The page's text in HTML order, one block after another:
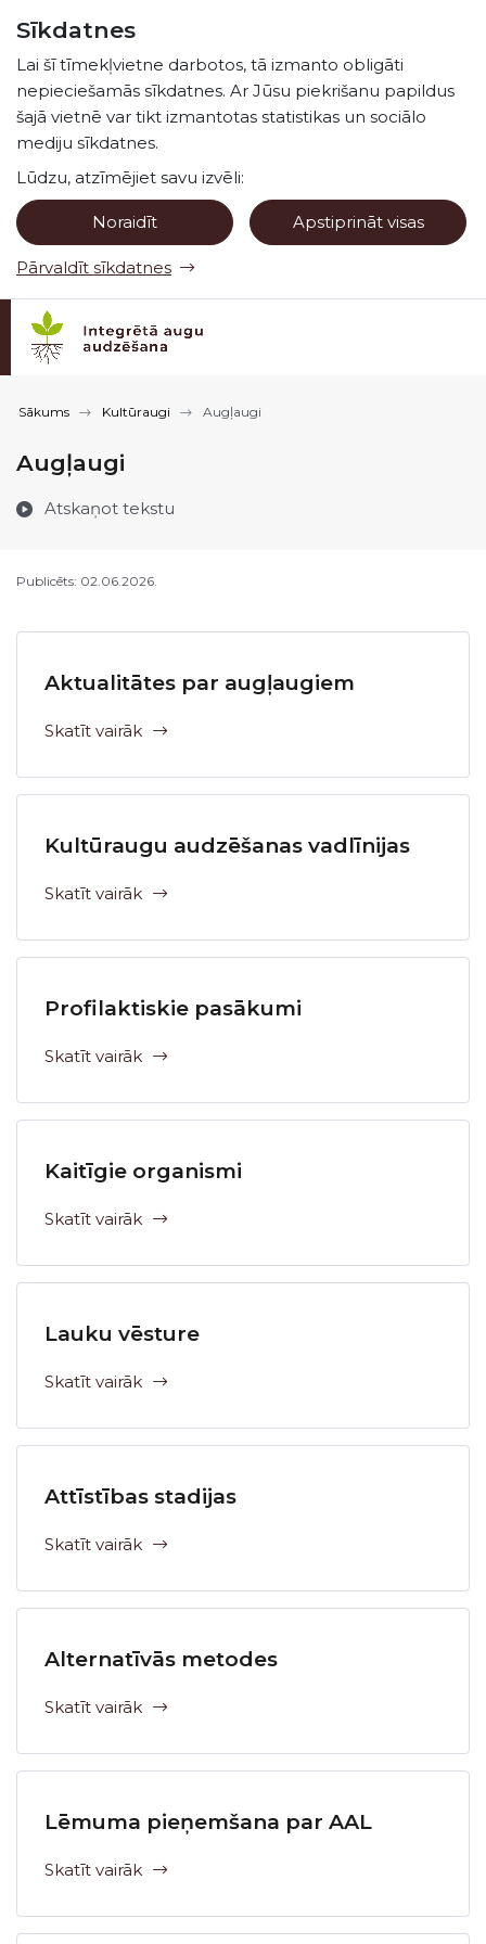
Sīkdatnes
Lai šī tīmekļvietne darbotos, tā izmanto obligāti
nepieciešamās sīkdatnes. Ar Jūsu piekrišanu papildus
šajā vietnē var tikt izmantotas statistikas un sociālo
mediju sīkdatnes.
Lūdzu, atzīmējiet savu izvēli:
Noraidīt Apstiprināt visas
Pārvaldīt sīkdatnes
Sākums Kultūraugi Augļaugi
Augļaugi
Atskaņot tekstu
Publicēts: 02.06.2026.
Aktualitātes par augļaugiem
Skatīt vairāk
Kultūraugu audzēšanas vadlīnijas
Skatīt vairāk
Profilaktiskie pasākumi
Skatīt vairāk
Kaitīgie organismi
Skatīt vairāk
Lauku vēsture
Skatīt vairāk
Attīstības stadijas
Skatīt vairāk
Alternatīvās metodes
Skatīt vairāk
Lēmuma pieņemšana par AAL
Skatīt vairāk